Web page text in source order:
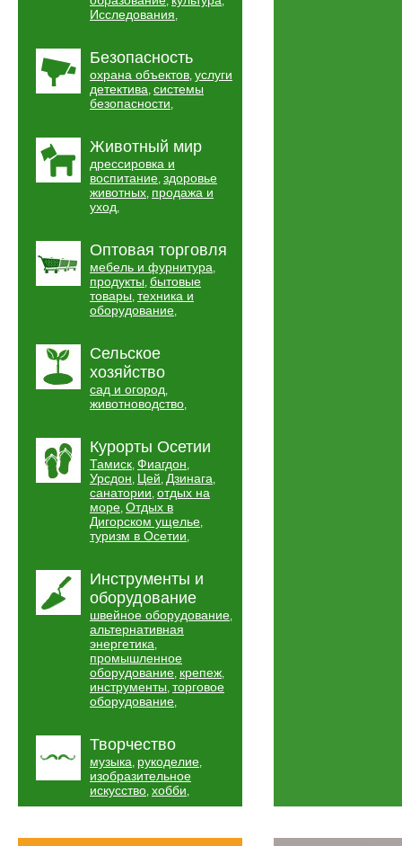
Исследования,
Безопасность
охрана объектов, услуги
детектива, системы
безопасности,
Животный мир
дрессировка и
воспитание, здоровье
животных, продажа и
уход,
Оптовая торговля
мебель и фурнитура,
продукты, бытовые
товары, техника и
оборудование,
Сельское
хозяйство
сад и огород,
животноводство,
Курорты Осетии
Тамиск, Фиагдон,
Урсдон, Цей, Дзинага,
санатории, отдых на
море, Отдых в
Дигорском ущелье,
туризм в Осетии,
Инструменты и
оборудование
швейное оборудование,
альтернативная
энергетика,
промышленное
оборудование, крепеж,
инструменты, торговое
оборудование,
Творчество
музыка, рукоделие,
изобразительное
искусство, хобби,